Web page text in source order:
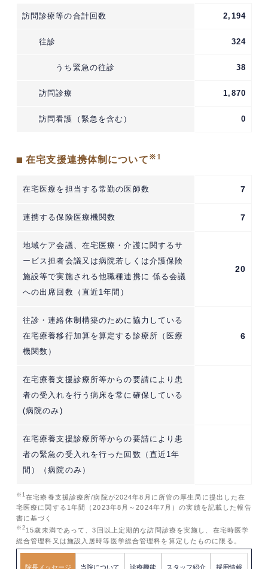
訪問診療等の合計回数 2,194
往診 324
うち緊急の往診 38
訪問診療 1,870
訪問看護（緊急を含む） 0
■ 在宅支援連携体制について※1
在宅医療を担当する常勤の医師数 7
連携する保険医療機関数 7
地域ケア会議、在宅医療・介護に関するサ
ービス担者会議又は病院若しくは介護保険
施設等で実施される他職種連携に 係る会議
への出席回数（直近1年間）
20
往診・連絡体制構築のために協力している
在宅療養移行加算を算定する診療所（医療
機関数）
6
在宅療養支援診療所等からの要請により患
者の受入れを行う病床を常に確保している
(病院のみ)
在宅療養支援診療所等からの要請により患
者の緊急の受入れを行った回数（直近1年
間）（病院のみ）
※1 在宅療養支援診療所/病院が2024年8月に所管の厚生局に提出した在
宅医療に関する1年間（2023年8月～2024年7月）の実績を記載した報告
書に基づく
※2 15歳未満であって、3回以上定期的な訪問診療を実施し、在宅時医学
総合管理料又は施設入居時等医学総合管理料を算定したものに限る。
院長メッセージ 当院について 診療機能 スタッフ紹介 採用情報